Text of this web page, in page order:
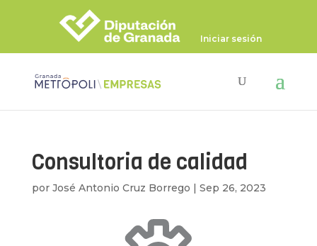
Iniciar sesión
Consultoria de calidad
por José Antonio Cruz Borrego | Sep 26, 2023